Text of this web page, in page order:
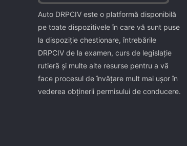
Auto DRPCIV este o platformă disponibilă
pe toate dispozitivele în care vă sunt puse
la dispoziţie chestionare, întrebările
DRPCIV de la examen, curs de legislaţie
rutieră şi multe alte resurse pentru a vă
face procesul de învăţare mult mai uşor în
vederea obţinerii permisului de conducere.